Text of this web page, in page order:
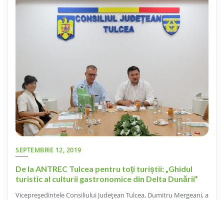
SEPTEMBRIE 12, 2019
De la ANTREC Tulcea pentru toți turiștii: „Ghidul
turistic al culturii gastronomice din Delta Dunării”
Vicepreședintele Consiliului Județean Tulcea, Dumitru Mergeani, a